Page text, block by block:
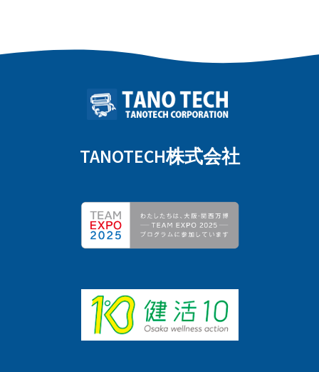
TANOTECH株式会社